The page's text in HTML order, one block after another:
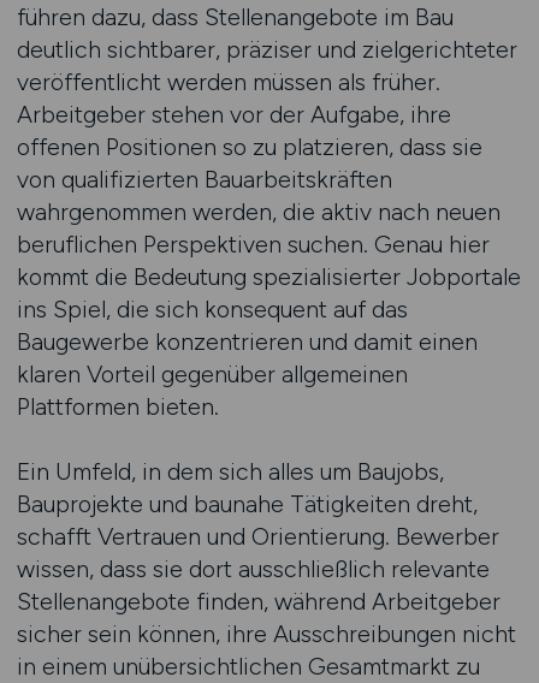
führen dazu, dass Stellenangebote im Bau
deutlich sichtbarer, präziser und zielgerichteter
veröffentlicht werden müssen als früher.
Arbeitgeber stehen vor der Aufgabe, ihre
offenen Positionen so zu platzieren, dass sie
von qualifizierten Bauarbeitskräften
wahrgenommen werden, die aktiv nach neuen
beruflichen Perspektiven suchen. Genau hier
kommt die Bedeutung spezialisierter Jobportale
ins Spiel, die sich konsequent auf das
Baugewerbe konzentrieren und damit einen
klaren Vorteil gegenüber allgemeinen
Plattformen bieten.
Ein Umfeld, in dem sich alles um Baujobs,
Bauprojekte und baunahe Tätigkeiten dreht,
schafft Vertrauen und Orientierung. Bewerber
wissen, dass sie dort ausschließlich relevante
Stellenangebote finden, während Arbeitgeber
sicher sein können, ihre Ausschreibungen nicht
in einem unübersichtlichen Gesamtmarkt zu